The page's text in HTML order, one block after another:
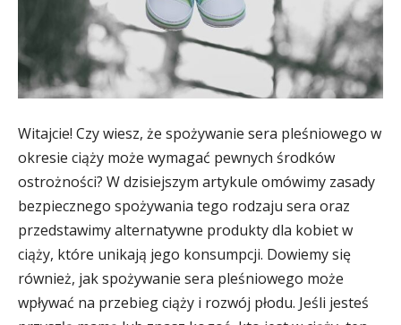
Witajcie! Czy wiesz, że spożywanie sera pleśniowego w
okresie ciąży może wymagać pewnych środków
ostrożności? W dzisiejszym artykule omówimy zasady
bezpiecznego spożywania tego rodzaju sera oraz
przedstawimy alternatywne produkty dla kobiet w
ciąży, które unikają jego konsumpcji. Dowiemy się
również, jak spożywanie sera pleśniowego może
wpływać na przebieg ciąży i rozwój płodu. Jeśli jesteś